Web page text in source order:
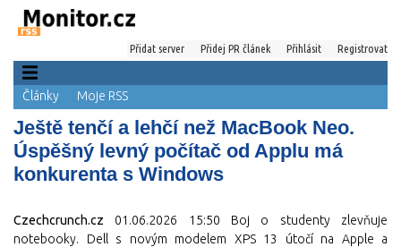
Přidat server Přidej PR článek Přihlásit Registrovat
Články Moje RSS
Ještě tenčí a lehčí než MacBook Neo.
Úspěšný levný počítač od Applu má
konkurenta s Windows
Czechcrunch.cz 01.06.2026 15:50 Boj o studenty zlevňuje
notebooky. Dell s novým modelem XPS 13 útočí na Apple a